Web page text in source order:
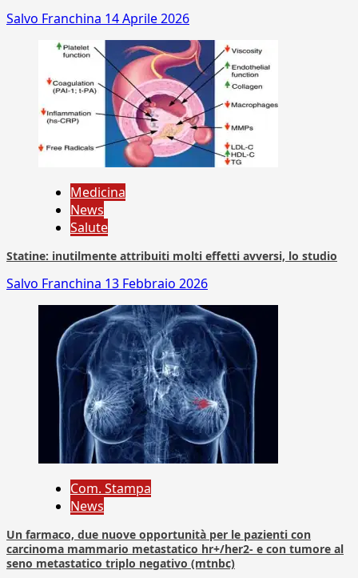
Salvo Franchina 14 Aprile 2026
Medicina
News
Salute
Statine: inutilmente attribuiti molti effetti avversi, lo studio
Salvo Franchina 13 Febbraio 2026
Com. Stampa
News
Un farmaco, due nuove opportunità per le pazienti con
carcinoma mammario metastatico hr+/her2- e con tumore al
seno metastatico triplo negativo (mtnbc)